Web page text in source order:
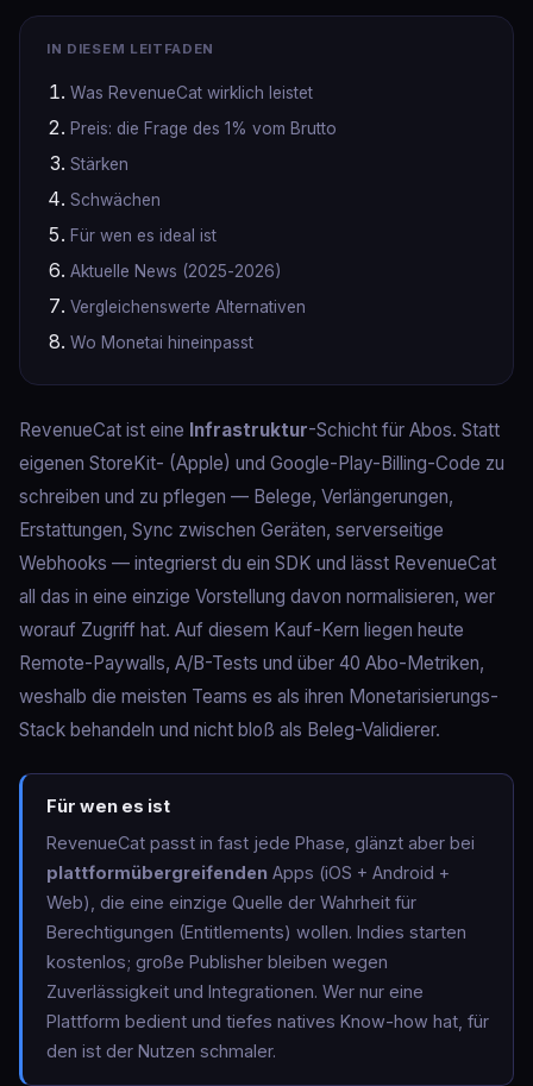
IN DIESEM LEITFADEN
Was RevenueCat wirklich leistet
Preis: die Frage des 1% vom Brutto
Stärken
Schwächen
Für wen es ideal ist
Aktuelle News (2025‑2026)
Vergleichenswerte Alternativen
Wo Monetai hineinpasst
RevenueCat ist eine Infrastruktur-Schicht für Abos. Statt
eigenen StoreKit- (Apple) und Google-Play-Billing-Code zu
schreiben und zu pflegen — Belege, Verlängerungen,
Erstattungen, Sync zwischen Geräten, serverseitige
Webhooks — integrierst du ein SDK und lässt RevenueCat
all das in eine einzige Vorstellung davon normalisieren, wer
worauf Zugriff hat. Auf diesem Kauf-Kern liegen heute
Remote-Paywalls, A/B-Tests und über 40 Abo-Metriken,
weshalb die meisten Teams es als ihren Monetarisierungs-
Stack behandeln und nicht bloß als Beleg-Validierer.
Für wen es ist
RevenueCat passt in fast jede Phase, glänzt aber bei
plattformübergreifenden Apps (iOS + Android +
Web), die eine einzige Quelle der Wahrheit für
Berechtigungen (Entitlements) wollen. Indies starten
kostenlos; große Publisher bleiben wegen
Zuverlässigkeit und Integrationen. Wer nur eine
Plattform bedient und tiefes natives Know-how hat, für
den ist der Nutzen schmaler.